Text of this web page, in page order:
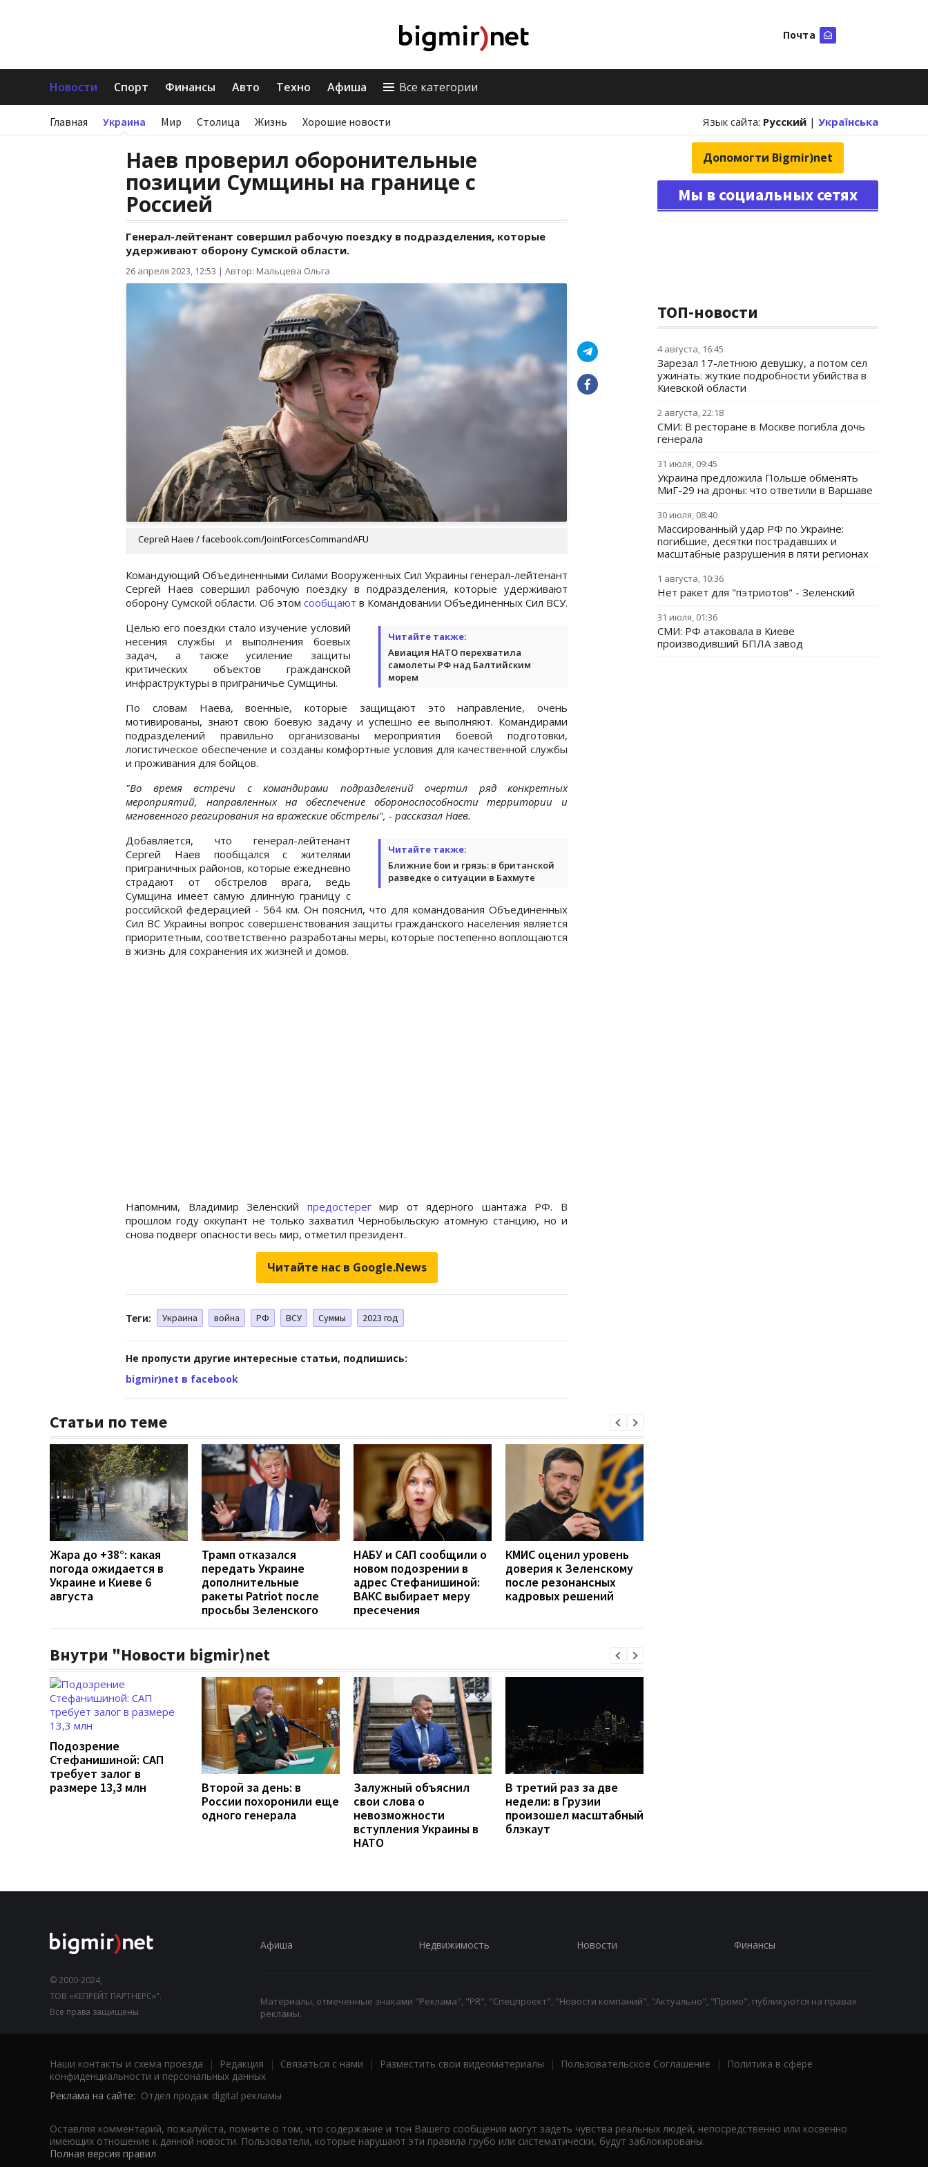
Почта
Новости Спорт Финансы Авто Техно Афиша Все категории
Главная Украина Мир Столица Жизнь Хорошие новости Язык сайта: Русский | Українська
Наев проверил оборонительные
позиции Сумщины на границе с
Россией
Генерал-лейтенант совершил рабочую поездку в подразделения, которые
удерживают оборону Сумской области.
26 апреля 2023, 12:53 | Автор: Мальцева Ольга
Сергей Наев / facebook.com/JointForcesCommandAFU
Командующий Объединенными Силами Вооруженных Сил Украины генерал-лейтенант
Сергей Наев совершил рабочую поездку в подразделения, которые удерживают
оборону Сумской области. Об этом сообщают в Командовании Объединенных Сил ВСУ.
Читайте также:
Авиация НАТО перехватила
самолеты РФ над Балтийским
морем
Целью его поездки стало изучение условий
несения службы и выполнения боевых
задач, а также усиление защиты
критических объектов гражданской
инфраструктуры в приграничье Сумщины.
По словам Наева, военные, которые защищают это направление, очень
мотивированы, знают свою боевую задачу и успешно ее выполняют. Командирами
подразделений правильно организованы мероприятия боевой подготовки,
логистическое обеспечение и созданы комфортные условия для качественной службы
и проживания для бойцов.
"Во время встречи с командирами подразделений очертил ряд конкретных
мероприятий, направленных на обеспечение обороноспособности территории и
мгновенного реагирования на вражеские обстрелы", - рассказал Наев.
Читайте также:
Ближние бои и грязь: в британской
разведке о ситуации в Бахмуте
Добавляется, что генерал-лейтенант
Сергей Наев пообщался с жителями
приграничных районов, которые ежедневно
страдают от обстрелов врага, ведь
Сумщина имеет самую длинную границу с
российской федерацией - 564 км. Он пояснил, что для командования Объединенных
Сил ВС Украины вопрос совершенствования защиты гражданского населения является
приоритетным, соответственно разработаны меры, которые постепенно воплощаются
в жизнь для сохранения их жизней и домов.
Напомним, Владимир Зеленский предостерегмир от ядерного шантажа РФ. В
прошлом году оккупант не только захватил Чернобыльскую атомную станцию, но и
снова подверг опасности весь мир, отметил президент.
Читайте нас в Google.News
Теги: Украина война РФ ВСУ Суммы 2023 год
Не пропусти другие интересные статьи, подпишись:
bigmir)net в facebook
Статьи по теме
Жара до +38°: какая
погода ожидается в
Украине и Киеве 6
августа
Трамп отказался
передать Украине
дополнительные
ракеты Patriot после
просьбы Зеленского
НАБУ и САП сообщили о
новом подозрении в
адрес Стефанишиной:
ВАКС выбирает меру
пресечения
КМИС оценил уровень
доверия к Зеленскому
после резонансных
кадровых решений
Внутри "Новости bigmir)net
Подозрение
Стефанишиной: САП
требует залог в
размере 13,3 млн
Второй за день: в
России похоронили еще
одного генерала
Залужный объяснил
свои слова о
невозможности
вступления Украины в
НАТО
В третий раз за две
недели: в Грузии
произошел масштабный
блэкаут
Допомогти Bigmir)net
Мы в социальных сетях
ТОП-новости
4 августа, 16:45
Зарезал 17-летнюю девушку, а потом сел
ужинать: жуткие подробности убийства в
Киевской области
2 августа, 22:18
СМИ: В ресторане в Москве погибла дочь
генерала
31 июля, 09:45
Украина предложила Польше обменять
МиГ-29 на дроны: что ответили в Варшаве
30 июля, 08:40
Массированный удар РФ по Украине:
погибшие, десятки пострадавших и
масштабные разрушения в пяти регионах
1 августа, 10:36
Нет ракет для "пэтриотов" - Зеленский
31 июля, 01:36
СМИ: РФ атаковала в Киеве
производивший БПЛА завод
© 2000-2024,
ТОВ «КЕПРЕЙТ ПАРТНЕРС»".
Все права защищены.
Афиша Недвижимость Новости Финансы
Материалы, отмеченные знаками "Реклама", "PR", "Спецпроект", "Новости компаний", "Актуально", "Промо", публикуются на правах
рекламы.
Наши контакты и схема проезда | Редакция | Связаться с нами | Разместить свои видеоматериалы | Пользовательское Соглашение |
Политика в сфере
конфиденциальности и персональных данных
Реклама на сайте: Отдел продаж digital рекламы
Оставляя комментарий, пожалуйста, помните о том, что содержание и тон Вашего сообщения могут задеть чувства реальных людей, непосредственно или косвенно
имеющих отношение к данной новости. Пользователи, которые нарушают эти правила грубо или систематически, будут заблокированы.
Полная версия правил